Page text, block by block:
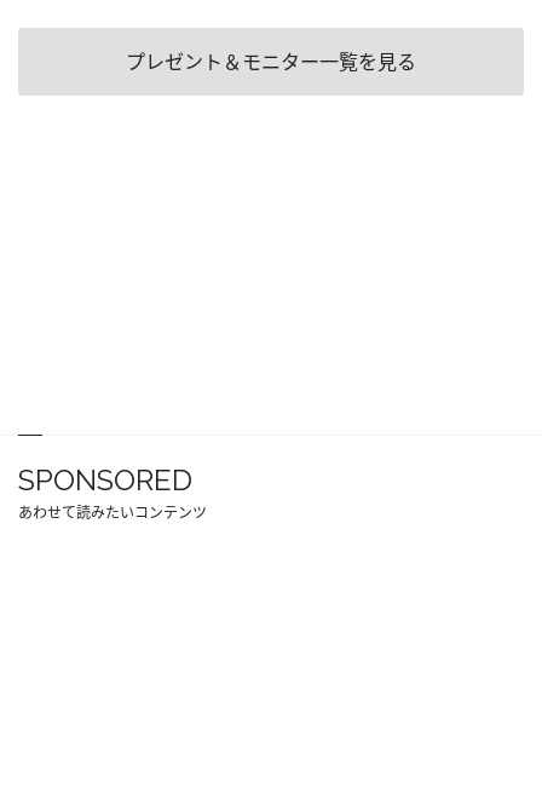
プレゼント＆モニター一覧を見る
SPONSORED
あわせて読みたいコンテンツ